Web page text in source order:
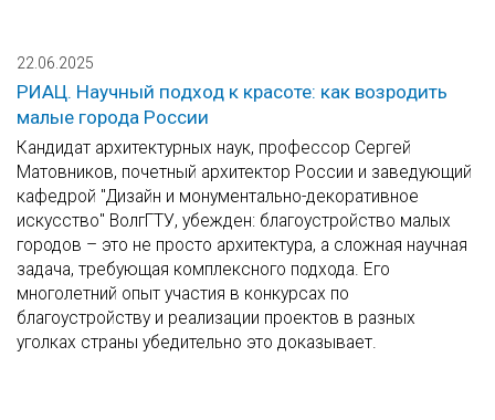
22.06.2025
РИАЦ. Научный подход к красоте: как возродить
малые города России
Кандидат архитектурных наук, профессор Сергей
Матовников, почетный архитектор России и заведующий
кафедрой "Дизайн и монументально-декоративное
искусство" ВолгГТУ, убежден: благоустройство малых
городов – это не просто архитектура, а сложная научная
задача, требующая комплексного подхода. Его
многолетний опыт участия в конкурсах по
благоустройству и реализации проектов в разных
уголках страны убедительно это доказывает.